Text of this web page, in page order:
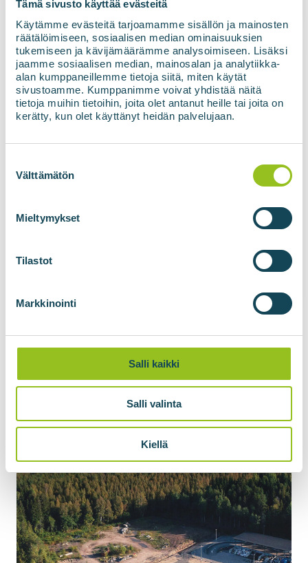
Tämä sivusto käyttää evästeitä
Käytämme evästeitä tarjoamamme sisällön ja mainosten
räätälöimiseen, sosiaalisen median ominaisuuksien
tukemiseen ja kävijämäärämme analysoimiseen. Lisäksi
jaamme sosiaalisen median, mainosalan ja analytiikka-
alan kumppaneillemme tietoja siitä, miten käytät
sivustoamme. Kumppanimme voivat yhdistää näitä
tietoja muihin tietoihin, joita olet antanut heille tai joita on
kerätty, kun olet käyttänyt heidän palvelujaan.
valinta
Välttämätön
Mieltymykset
Tilastot
Markkinointi
Salli kaikki
Salli valinta
Kiellä
Next »